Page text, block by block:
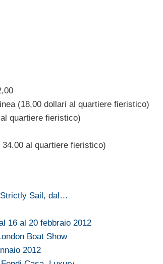
(18,00 dollari al quartiere fieristico)
quartiere fieristico)
al quartiere fieristico)
Strictly Sail, dal…
16 al 20 febbraio 2012
Boat Show
2012